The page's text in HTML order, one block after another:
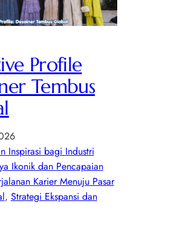
Profile
Tembus
Inspirasi bagi Industri
Ikonik dan Pencapaian
Karier Menuju Pasar
, Strategi Ekspansi dan